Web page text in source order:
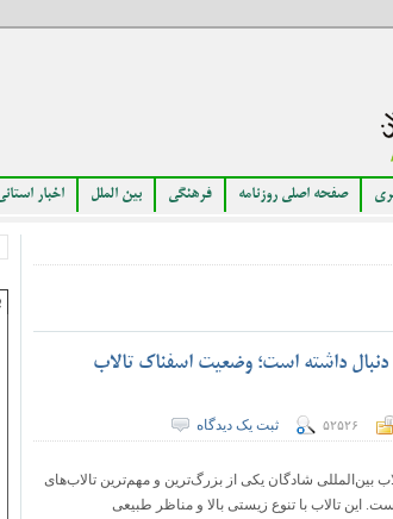
صفحه اصلی روزنامه فرهنگی بین الملل اخبار
دنبال داشته است؛ وضعیت اسفناک تالاب
۵۲۵۲۶ ثبت یک دیدگاه
بین‌المللی شادگان یکی از بزرگ‌ترین و مهم‌ترین تالاب‌های
این تالاب با تنوع زیستی بالا و مناظر طبیعی